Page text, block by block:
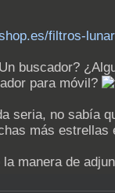
filtros-
buscador?
para móvil?
seria, no sabía
más
la manera de